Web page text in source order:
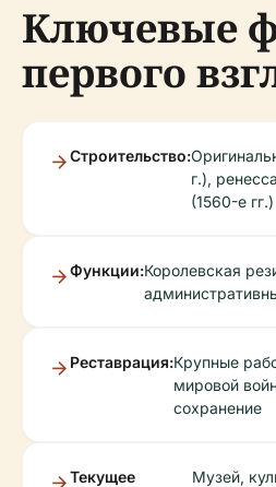
Ключевые
первого
Строительство:
г.),
(1560-е гг.)
Функции:Королевская
Реставрация:Крупные
мировой
сохранение
Текущее
Музей,